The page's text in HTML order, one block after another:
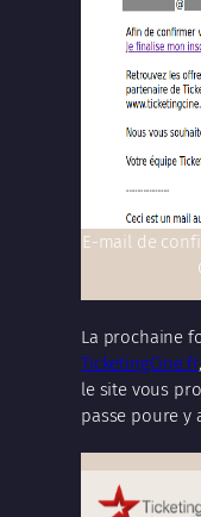
E-mail de
La prochaine
TicketingCine.fr
le site vous
passe poure y